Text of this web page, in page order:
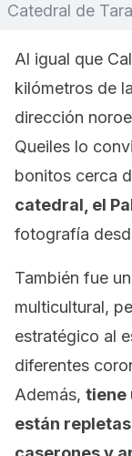
Catedral de
Al igual que
kilómetros de
dirección
Queiles lo
bonitos cerca
catedral, el
fotografía
También fue un
multicultural,
estratégico al
diferentes
Además, tiene
están